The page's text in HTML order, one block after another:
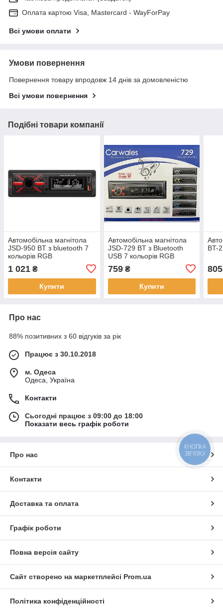
Оплата картою Visa, Mastercard - WayForPay
Всі умови оплати
Умови повернення
Повернення товару впродовж 14 днів за домовленістю
Всі умови повернення
Подібні товари компанії
Автомобільна магнітола
JSD-950 BT з bluetooth 7
кольорів RGB
1 021 ₴
Купити
Автомобільна магнітола
JSD-729 BT з Bluetooth
USB 7 кольорів RGB
759₴
Купити
BT-
805
Про нас
88% позитивних з 60 відгуків за рік
Працює з 30.10.2018
м. Одеса
Одеса, Україна
Контакти
Сьогодні працює з 09:00 до 18:00
Показати весь графік роботи
Про нас
Контакти
Доставка та оплата
Графік роботи
Повна версія сайту
Сайт створено на маркетплейсі Prom.ua
Політика конфіденційності
КНОПКА
ЗВ'ЯЗКУ